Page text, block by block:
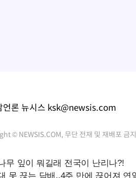
론 뉴시스 ksk@newsis.com
© NEWSIS.COM, 무단 전재 및 재배포 금지